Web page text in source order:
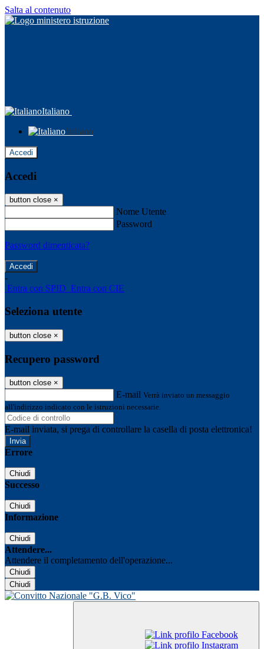
Salta al contenuto
Italiano
Italiano
Accedi
Accedi
button close ×
Nome Utente
Password
Password dimenticata?
-
Entra con SPID Entra con CIE
Seleziona utente
button close ×
Recupero password
button close ×
E-mail Verrà inviato un messaggio
all'indirizzo indicato con le istruzioni necessarie.
E-mail inviata, si prega di controllare la casella di posta elettronica!
Errore
Chiudi
Successo
Chiudi
Informazione
Chiudi
Attendere...
Attendere il completamento dell'operazione...
Chiudi
Chiudi